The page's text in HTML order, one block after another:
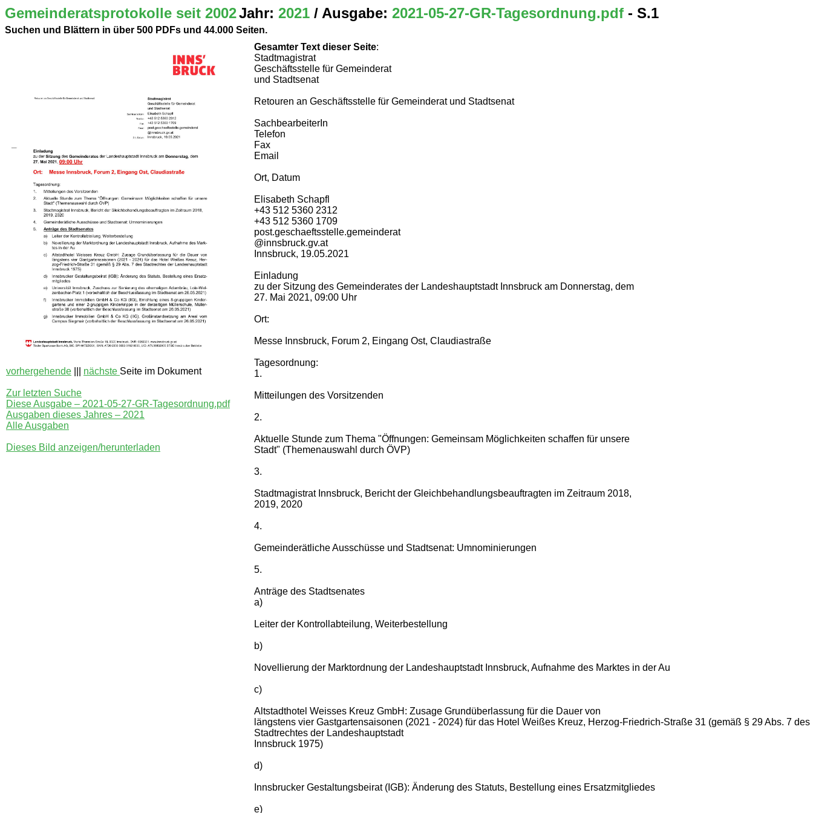
Gemeinderatsprotokolle seit 2002Jahr: 2021 / Ausgabe: 2021-05-27-GR-Tagesordnung.pdf - S.1
Suchen und Blättern in über 500 PDFs und 44.000 Seiten.
vorhergehende nächste Seite im Dokument
Zur letzten Suche
Diese Ausgabe – 2021-05-27-GR-Tagesordnung.pdf
Ausgaben dieses Jahres – 2021
Alle Ausgaben
Dieses Bild anzeigen/herunterladen
Gesamter Text dieser Seite:
Stadtmagistrat
Geschäftsstelle für Gemeinderat
und Stadtsenat
Retouren an Geschäftsstelle für Gemeinderat und Stadtsenat
SachbearbeiterIn
Telefon
Fax
Email
Ort, Datum
Elisabeth Schapfl
+43 512 5360 2312
+43 512 5360 1709
post.geschaeftsstelle.gemeinderat
@innsbruck.gv.at
Innsbruck, 19.05.2021
Einladung
zu der Sitzung des Gemeinderates der Landeshauptstadt Innsbruck am Donnerstag, dem
27. Mai 2021, 09:00 Uhr
Ort:
Messe Innsbruck, Forum 2, Eingang Ost, Claudiastraße
Tagesordnung:
1.
Mitteilungen des Vorsitzenden
2.
Aktuelle Stunde zum Thema "Öffnungen: Gemeinsam Möglichkeiten schaffen für unsere
Stadt" (Themenauswahl durch ÖVP)
3.
Stadtmagistrat Innsbruck, Bericht der Gleichbehandlungsbeauftragten im Zeitraum 2018,
2019, 2020
4.
Gemeinderätliche Ausschüsse und Stadtsenat: Umnominierungen
5.
Anträge des Stadtsenates
a)
Leiter der Kontrollabteilung, Weiterbestellung
b)
Novellierung der Marktordnung der Landeshauptstadt Innsbruck, Aufnahme des Marktes in der Au
c)
Altstadthotel Weisses Kreuz GmbH: Zusage Grundüberlassung für die Dauer von
längstens vier Gastgartensaisonen (2021 - 2024) für das Hotel Weißes Kreuz, Herzog-Friedrich-Straße 31 (gemäß § 29 Abs. 7 des
Stadtrechtes der Landeshauptstadt
Innsbruck 1975)
d)
Innsbrucker Gestaltungsbeirat (IGB): Änderung des Statuts, Bestellung eines Ersatzmitgliedes
e)